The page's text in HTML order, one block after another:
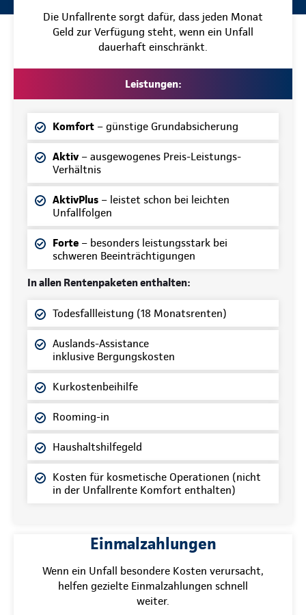
Die Unfallrente sorgt dafür, dass jeden Monat
Geld zur Verfügung steht, wenn ein Unfall
dauerhaft einschränkt.
Leistungen:
Komfort – günstige Grundabsicherung
Aktiv – ausgewogenes Preis-Leistungs-
Verhältnis
AktivPlus – leistet schon bei leichten
Unfallfolgen
Forte – besonders leistungsstark bei
schweren Beeinträchtigungen
In allen Rentenpaketen enthalten:
Todesfallleistung (18 Monatsrenten)
Auslands-Assistance
inklusive Bergungskosten
Kurkostenbeihilfe
Rooming-in
Haushaltshilfegeld
Kosten für kosmetische Operationen (nicht
in der Unfallrente Komfort enthalten)
Einmalzahlungen
Wenn ein Unfall besondere Kosten verursacht,
helfen gezielte Einmalzahlungen schnell
weiter.